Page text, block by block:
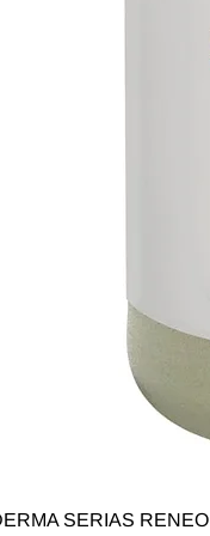
SERIAS RENEO